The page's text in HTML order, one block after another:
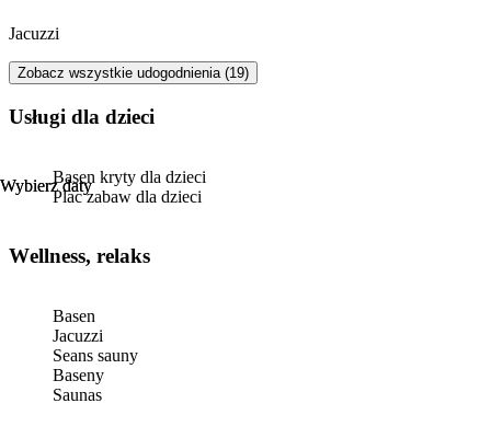
Wybierz daty
Wybierz daty
Jacuzzi
Zobacz wszystkie udogodnienia (19)
usługi dla dzieci
Basen kryty dla dzieci
Plac zabaw dla dzieci
Wellness, relaks
Basen
Jacuzzi
Seans sauny
Baseny
Saunas